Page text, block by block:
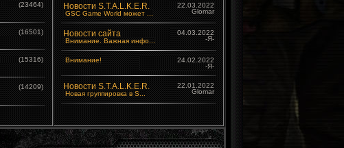
(23464)
(16501)
(15316)
(14209)
Новости S.T.A.L.K.E.R.
GSC Game World может ...
22.03.2022
Glomar
Новости сайта
Внимание. Важная инфо...
04.03.2022
-Я-
Внимание!
24.02.2022
-Я-
Новости S.T.A.L.K.E.R.
Новая группировка в S...
22.01.2022
Glomar